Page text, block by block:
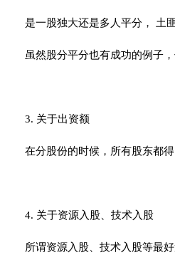
是一股独大还是多人平分， 土
虽然股分平分也有成功的例子
3. 关于出资额
在分股份的时候，所有股东都
4. 关于资源入股、技术入股
所谓资源入股、技术入股等最